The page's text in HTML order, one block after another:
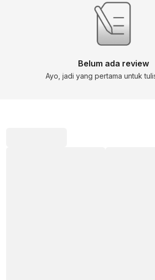
Belum ada review
Ayo, jadi yang pertama untuk